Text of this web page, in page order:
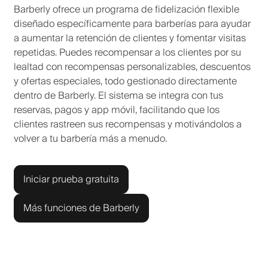
Barberly ofrece un programa de fidelización flexible
diseñado específicamente para barberías para ayudar
a aumentar la retención de clientes y fomentar visitas
repetidas. Puedes recompensar a los clientes por su
lealtad con recompensas personalizables, descuentos
y ofertas especiales, todo gestionado directamente
dentro de Barberly. El sistema se integra con tus
reservas, pagos y app móvil, facilitando que los
clientes rastreen sus recompensas y motivándolos a
volver a tu barbería más a menudo.
Iniciar prueba gratuita
Más funciones de Barberly